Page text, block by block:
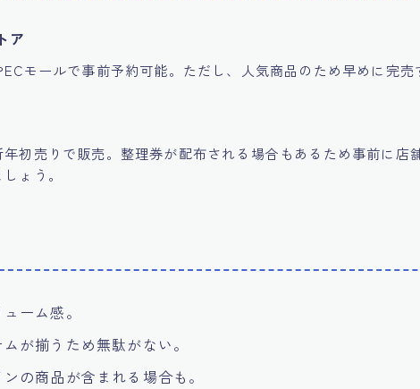
ア
モールで事前予約可能。ただし、人気商品のため早めに完売
初売りで販売。整理券が配布される場合もあるため事前に店
ょう。
ーム感。
が揃うため無駄がない。
の商品が含まれる場合も。